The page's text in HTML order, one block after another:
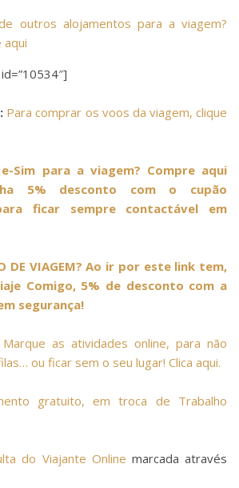
outros alojamentos para a viagem?
aqui
Para comprar os voos da viagem, clique
Sim para a viagem? Compre aqui
5% desconto com o cupão
ficar sempre contactável em
DE VIAGEM? Ao ir por este link tem,
Comigo, 5% de desconto com a
segurança!
as atividades online, para não
ou ficar sem o seu lugar! Clica aqui.
gratuito, em troca de Trabalho
do Viajante Online marcada através